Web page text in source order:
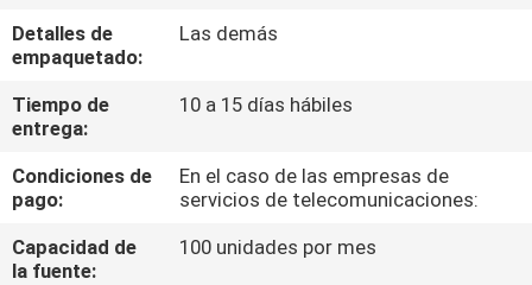
CALIDAD
ÉNTRENOS
EN
CONTACTO
CON
Detalles de
empaquetado:
Las demás
Tiempo de
entrega:
10 a 15 días hábiles
Condiciones de
pago:
En el caso de las empresas de
servicios de telecomunicaciones:
Capacidad de
la fuente:
100 unidades por mes